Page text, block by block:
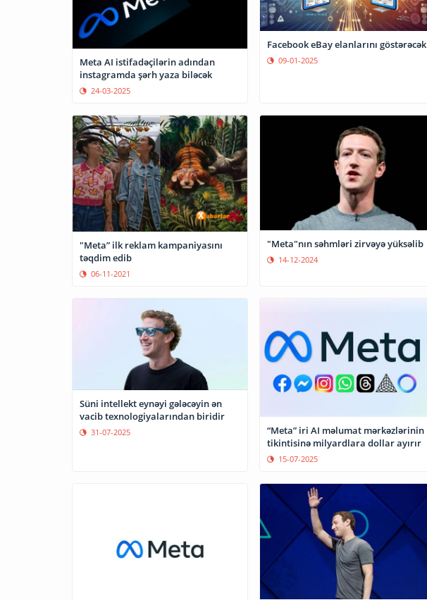
Meta AI istifadəçilərin adından
instagramda şərh yaza biləcək
24-03-2025
Facebook eBay elanlarını göstərəcək
09-01-2025
"Meta” ilk reklam kampaniyasını
təqdim edib
06-11-2021
"Meta"nın səhmləri zirvəyə yüksəlib
14-12-2024
Süni intellekt eynəyi gələcəyin ən
vacib texnologiyalarından biridir
31-07-2025
“Meta” iri AI məlumat mərkəzlərinin
tikintisinə milyardlara dollar ayırır
15-07-2025